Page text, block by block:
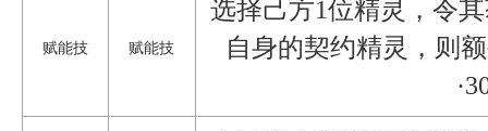
赋能技 赋能技
选择己方1位精灵，令
自身的契约精灵，则